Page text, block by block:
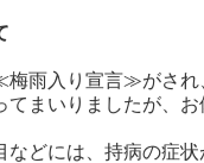
雨入り宣言≫がされ
てまいりましたが、
などには、持病の症